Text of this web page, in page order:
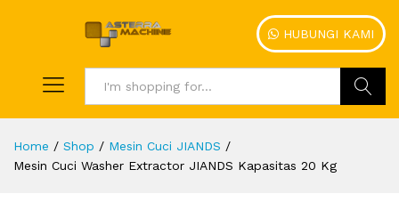
HUBUNGI KAMI
Search
Home / Shop / Mesin Cuci JIANDS /
Mesin Cuci Washer Extractor JIANDS Kapasitas 20 Kg